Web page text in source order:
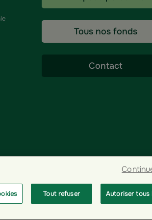
Tous nos fonds
Contact
Tout refuser Autoriser tous